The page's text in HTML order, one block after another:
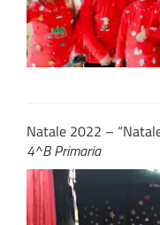
Natale 2022 –
4^B Primaria
Video
Player